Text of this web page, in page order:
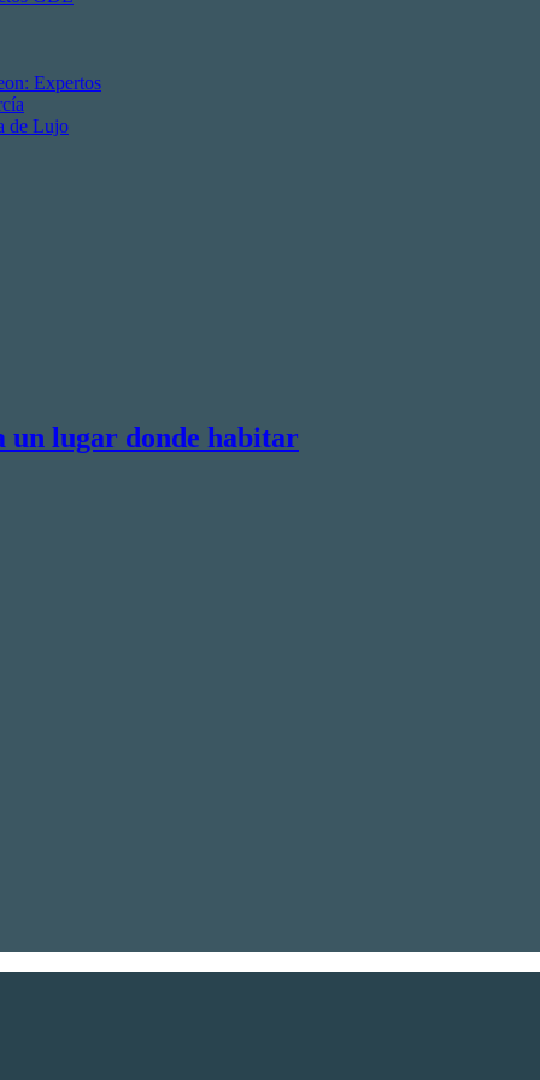
Expertos
de Lujo
un lugar donde habitar